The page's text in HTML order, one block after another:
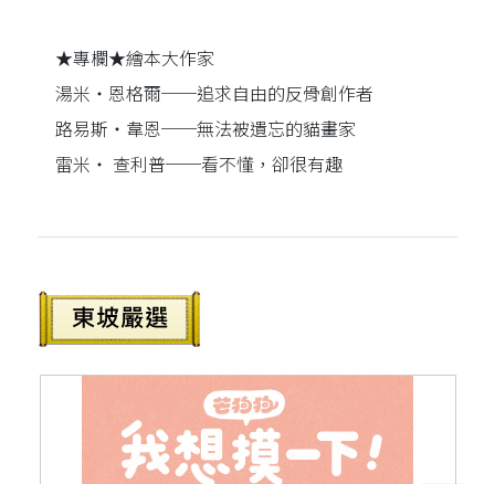
★專欄★繪本大作家
湯米‧恩格爾──追求自由的反骨創作者
路易斯‧韋恩──無法被遺忘的貓畫家
雷米‧ 查利普──看不懂，卻很有趣